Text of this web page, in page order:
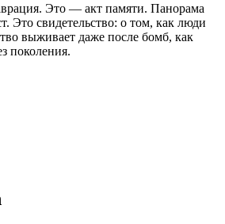
Это — акт памяти. Панорама
Это свидетельство: о том, как люди
выживает даже после бомб, как
поколения.